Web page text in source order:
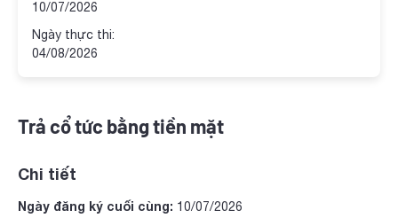
10/07/2026
Ngày thực thi:
04/08/2026
Trả cổ tức bằng tiền mặt
Chi tiết
Ngày đăng ký cuối cùng: 10/07/2026